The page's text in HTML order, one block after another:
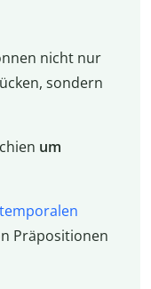
nicht nur
sondern
um
temporalen
Präpositionen